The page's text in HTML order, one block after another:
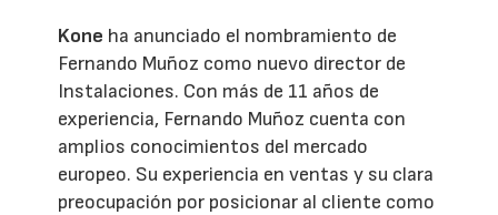
Kone ha anunciado el nombramiento de
Fernando Muñoz como nuevo director de
Instalaciones. Con más de 11 años de
experiencia, Fernando Muñoz cuenta con
amplios conocimientos del mercado
europeo. Su experiencia en ventas y su clara
preocupación por posicionar al cliente como